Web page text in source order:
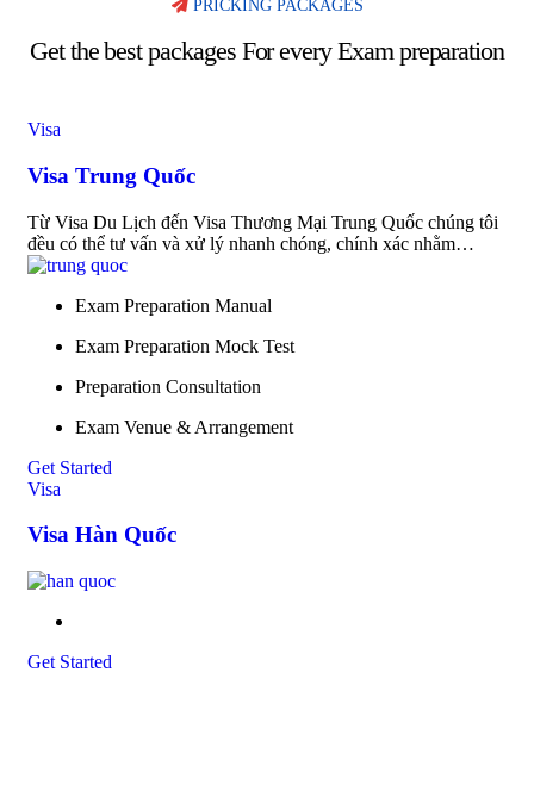
PRICKING PACKAGES
Get the best packages For every Exam preparation
Visa
Visa Trung Quốc
Từ Visa Du Lịch đến Visa Thương Mại Trung Quốc chúng tôi
đều có thể tư vấn và xử lý nhanh chóng, chính xác nhằm…
Exam Preparation Manual
Exam Preparation Mock Test
Preparation Consultation
Exam Venue & Arrangement
Get Started
Visa
Visa Hàn Quốc
Get Started